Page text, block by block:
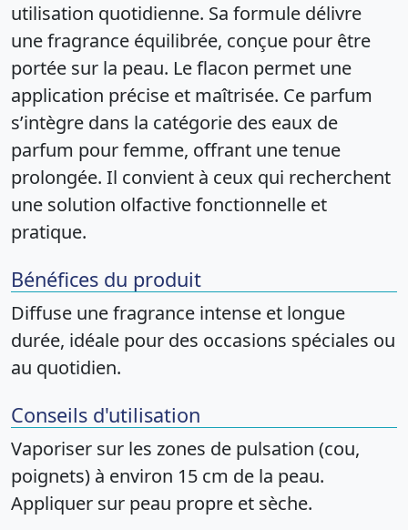
utilisation quotidienne. Sa formule délivre
une fragrance équilibrée, conçue pour être
portée sur la peau. Le flacon permet une
application précise et maîtrisée. Ce parfum
s’intègre dans la catégorie des eaux de
parfum pour femme, offrant une tenue
prolongée. Il convient à ceux qui recherchent
une solution olfactive fonctionnelle et
pratique.
Bénéfices du produit
Diffuse une fragrance intense et longue
durée, idéale pour des occasions spéciales ou
au quotidien.
Conseils d'utilisation
Vaporiser sur les zones de pulsation (cou,
poignets) à environ 15 cm de la peau.
Appliquer sur peau propre et sèche.